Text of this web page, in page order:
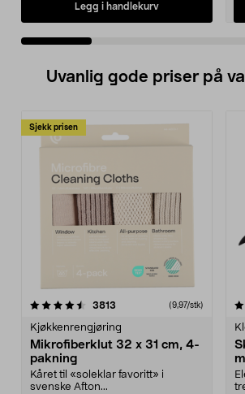
Legg i handlekurv
Uvanlig gode priser på
Sjekk prisen
3813 anmeldelser(9,97/stk)
Kjøkkenrengjøring
Mikrofiberklut 32 x 31 cm, 4-
pakning
Kåret til «soleklar favoritt» i
svenske Afton...
4.5av 5 stjerner